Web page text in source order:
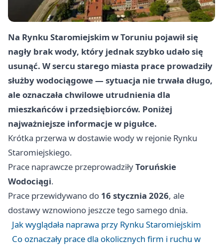
Na Rynku Staromiejskim w Toruniu pojawił się
nagły brak wody, który jednak szybko udało się
usunąć. W sercu starego miasta prace prowadziły
służby wodociągowe — sytuacja nie trwała długo,
ale oznaczała chwilowe utrudnienia dla
mieszkańców i przedsiębiorców. Poniżej
najważniejsze informacje w pigułce.
Krótka przerwa w dostawie wody w rejonie Rynku
Staromiejskiego.
Prace naprawcze przeprowadziłyToruńskie
Wodociągi.
Prace przewidywano do 16 stycznia 2026, ale
dostawy wznowiono jeszcze tego samego dnia.
Jak wyglądała naprawa przy Rynku Staromiejskim
Co oznaczały prace dla okolicznych firm i ruchu w